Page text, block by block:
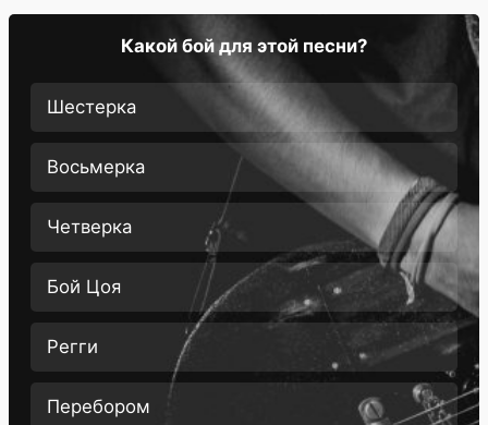
Какой бой для этой песни?
Шестерка
Восьмерка
Четверка
Бой Цоя
Регги
Перебором